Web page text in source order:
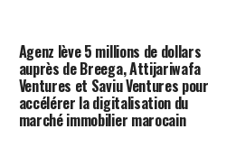
Agenz lève 5 millions de dollars
auprès de Breega, Attijariwafa
Ventures et Saviu Ventures pour
accélérer la digitalisation du
marché immobilier marocain